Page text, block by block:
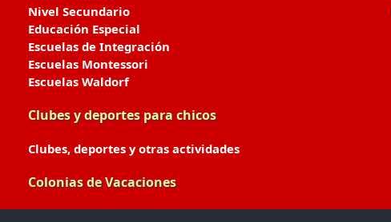
Nivel Secundario
Educación Especial
Escuelas de Integración
Escuelas Montessori
Escuelas Waldorf
Clubes y deportes para chicos
Clubes, deportes y otras actividades
Colonias de Vacaciones